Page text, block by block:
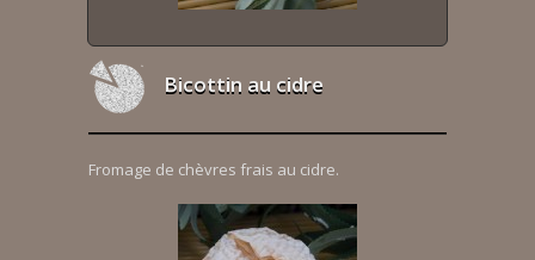
Bicottin au cidre
Fromage de chèvres frais au cidre.